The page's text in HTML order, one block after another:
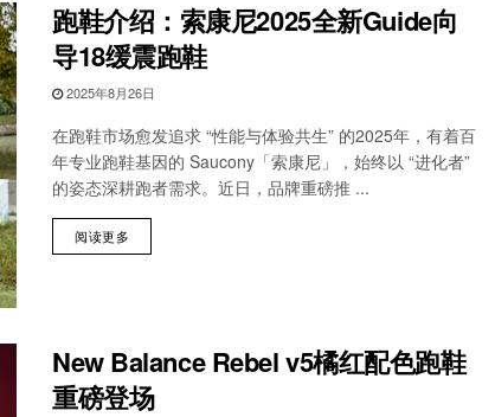
跑鞋介绍：索康尼2025全新Guide向
导18缓震跑鞋
2025年8月26日
在跑鞋市场愈发追求 “性能与体验共生” 的2025年，有着百
年专业跑鞋基因的 Saucony「索康尼」，始终以 “进化者”
的姿态深耕跑者需求。近日，品牌重磅推 ...
阅读更多
New Balance Rebel v5橘红配色跑鞋
重磅登场